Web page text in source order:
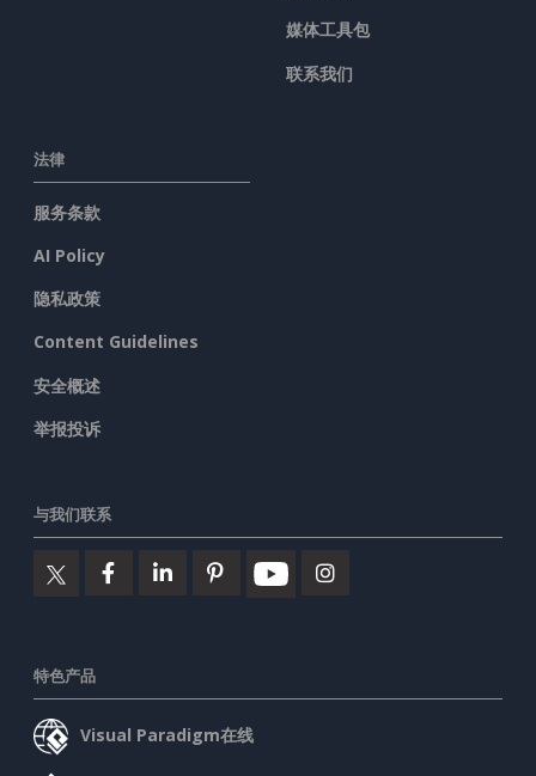
媒体工具包
联系我们
法律
服务条款
AI Policy
隐私政策
Content Guidelines
安全概述
举报投诉
与我们联系
特色产品
Visual Paradigm在线